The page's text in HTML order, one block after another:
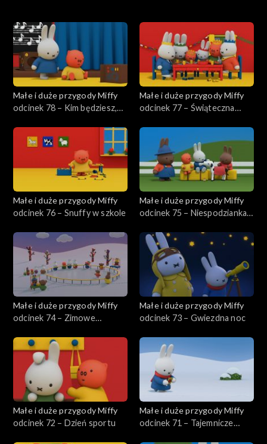
Małe i duże przygody Miffy
odcinek 78 – Kim będziesz,
Małe i duże przygody Miffy
odcinek 77 – Świąteczna
Małe i duże przygody Miffy
odcinek 76 – Snuffy w szkole
Małe i duże przygody Miffy
odcinek 75 – Niespodzianka
Małe i duże przygody Miffy
odcinek 74 – Zimowe
Małe i duże przygody Miffy
odcinek 73 – Gwiezdna noc
Małe i duże przygody Miffy
odcinek 72 – Dzień sportu
Małe i duże przygody Miffy
odcinek 71 – Tajemnicze